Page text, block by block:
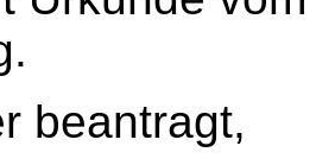
beantragt,